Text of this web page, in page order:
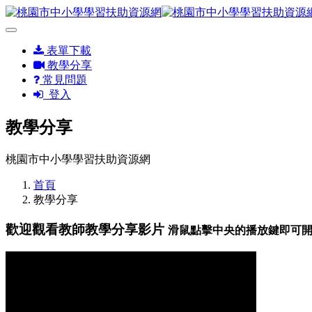
表單下載
教學分享
常見問題
登入
教學分享
桃園市中小學學習扶助資源網
首頁
教學分享
歡迎觀看教師教學分享影片 滑鼠點擊中央的播放鍵即可